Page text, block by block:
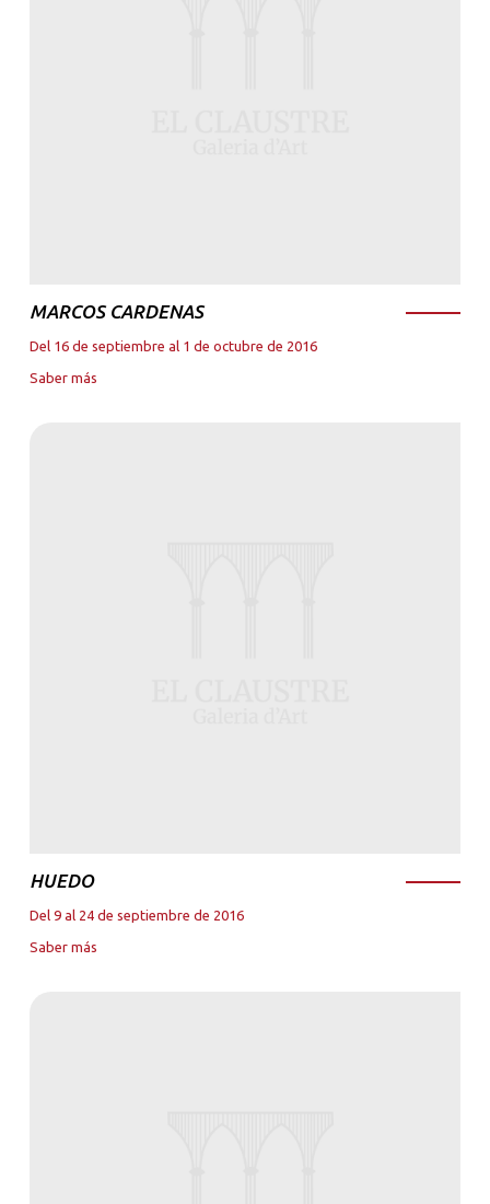
MARCOS CARDENAS
Del 16 de septiembre al 1 de octubre de 2016
Saber más
HUEDO
Del 9 al 24 de septiembre de 2016
Saber más